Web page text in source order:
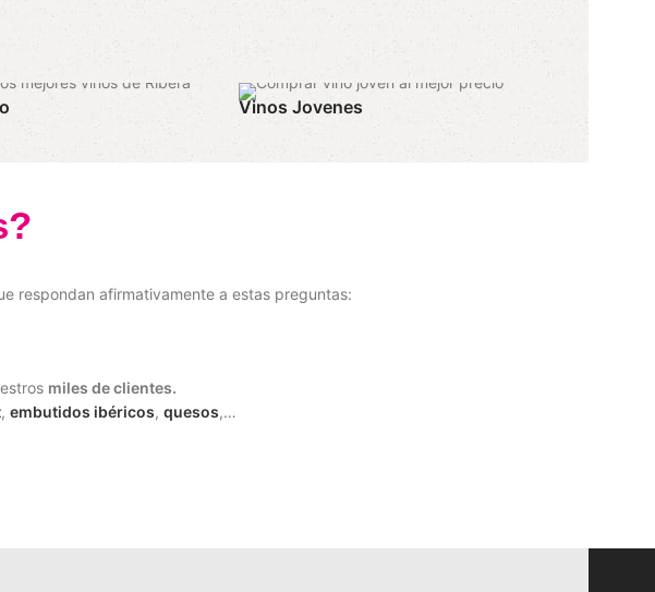
Vinos Jovenes
respondan afirmativamente a estas preguntas:
miles de clientes.
, embutidos ibéricos, quesos,…